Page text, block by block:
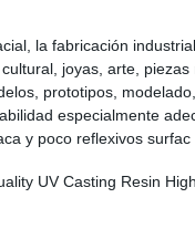
la fabricación
joyas, arte,
prototipos,
especialmente
y poco reflexivos surfac